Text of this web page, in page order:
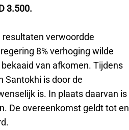
3.500.
resultaten verwoordde
8% verhoging wilde
van afkomen. Tijdens
Santokhi is door de
is. In plaats daarvan is
De overeenkomst geldt tot en